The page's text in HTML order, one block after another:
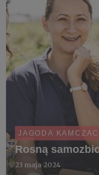
JAGODA
Rosną
23 maja 2024